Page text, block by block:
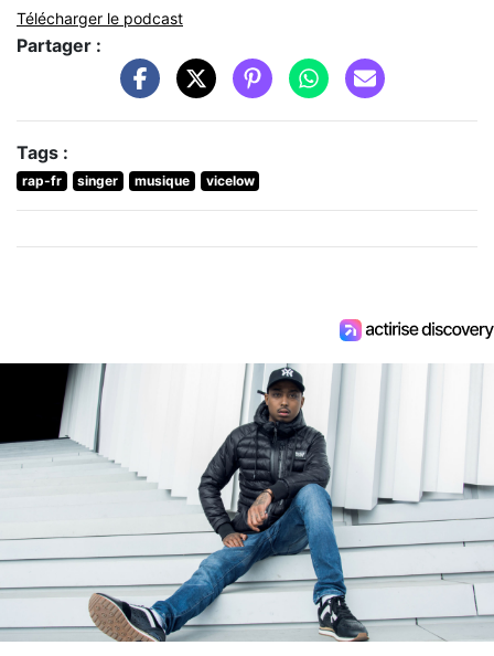
Télécharger le podcast
Partager :
Tags :
rap-fr singer musique vicelow